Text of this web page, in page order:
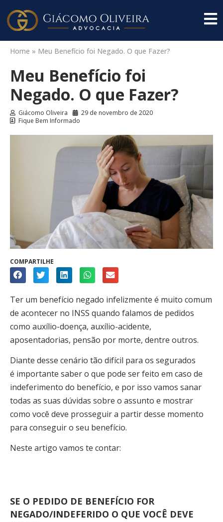
Home » Meu Benefício foi Negado. O que Fazer?
Meu Benefício foi
Negado. O que Fazer?
Giácomo Oliveira
29 de novembro de 2020
Fique Bem Informado
COMPARTILHE
Ter um benefício negado infelizmente é muito comum
de acontecer no INSS quando falamos de pedidos
como auxílio-doença, auxílio-acidente,
aposentadorias, pensão por morte, dentre outros.
Diante desse cenário tão difícil para os segurados
é importante saber o que pode ser feito em caso de
indeferimento do benefício, e por isso vamos sanar
todas as suas dúvidas sobre o assunto e mostrar
como você deve prosseguir a partir desse momento
para conseguir o seu benefício.
Neste artigo vamos te contar:
SE O PEDIDO DE BENEFÍCIO FOR
NEGADO/INDEFERIDO O QUE VOCÊ DEVE